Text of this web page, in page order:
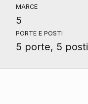
MARCE
5
PORTE E POSTI
5 porte, 5 posti